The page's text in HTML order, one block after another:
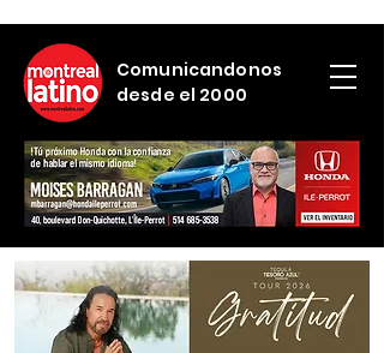
Comunicandonos
desde el 2000